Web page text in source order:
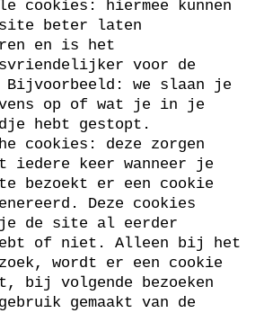
cookies: hiermee kunnen
beter laten
en is het
voor de
Bijvoorbeeld: we slaan je
op of wat je in je
hebt gestopt.
cookies: deze zorgen
iedere keer wanneer je
bezoekt er een cookie
Deze cookies
de site al eerder
of niet. Alleen bij het
wordt er een cookie
bij volgende bezoeken
gemaakt van de